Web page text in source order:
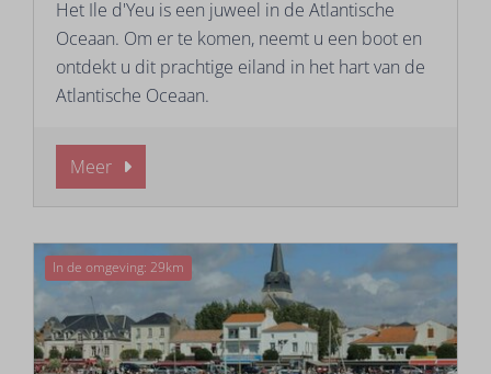
Het Ile d'Yeu is een juweel in de Atlantische
Oceaan. Om er te komen, neemt u een boot en
ontdekt u dit prachtige eiland in het hart van de
Atlantische Oceaan.
Meer
In de omgeving: 29km